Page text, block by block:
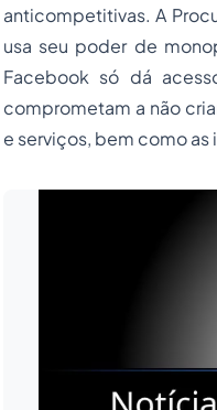
anticompetitivas. A
usa seu poder de
Facebook só dá
comprometam a não
e serviços, bem como